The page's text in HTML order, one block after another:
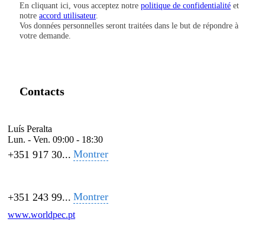
En cliquant ici, vous acceptez notre politique de confidentialité et
notre accord utilisateur.
Vos données personnelles seront traitées dans le but de répondre à
votre demande.
Contacts
Luís Peralta
Lun. - Ven. 09:00 - 18:30
+351 917 30... Montrer
+351 243 99... Montrer
www.worldpec.pt